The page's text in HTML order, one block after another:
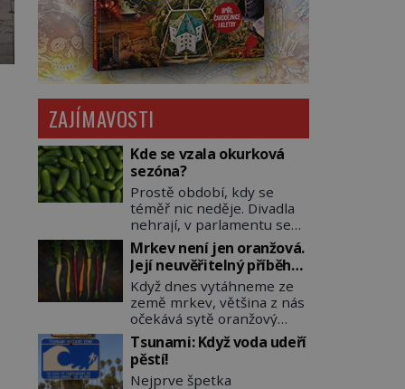
ZAJÍMAVOSTI
Kde se vzala okurková
sezóna?
Prostě období, kdy se
téměř nic neděje. Divadla
nehrají, v parlamentu se
nehlasuje, všichni jsou na
dovolené a média tak
nemají o čem mluvit a psát.
A vymýšlejí si proto
témata, které nikoho
nezajímají. Proč je však ona
letní doba spojovaná
zrovna s okurkami?
Okurkovou sezónu známe
Mrkev není jen oranžová.
Její neuvěřitelný příběh
začíná fialovou barvou
Když dnes vytáhneme ze
země mrkev, většina z nás
očekává sytě oranžový
kořen. Jenže po většinu
své historie je mrkev
všechno možné, jen ne
oranžová. Je fialová, žlutá,
Tsunami: Když voda udeří
pěstí!
Nejprve špetka